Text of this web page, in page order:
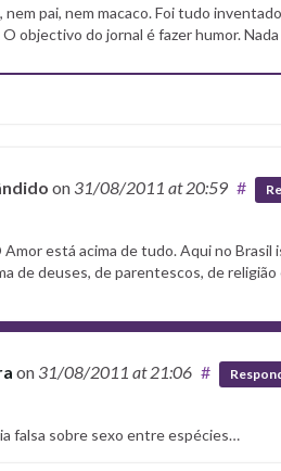
nem pai, nem macaco. Foi tudo
objectivo do jornal é fazer humor. Nada
on 31/08/2011 at 20:59 #
Amor está acima de tudo. Aqui no
de deuses, de parentescos, de
on 31/08/2011 at 21:06 #
falsa sobre sexo entre espécies…